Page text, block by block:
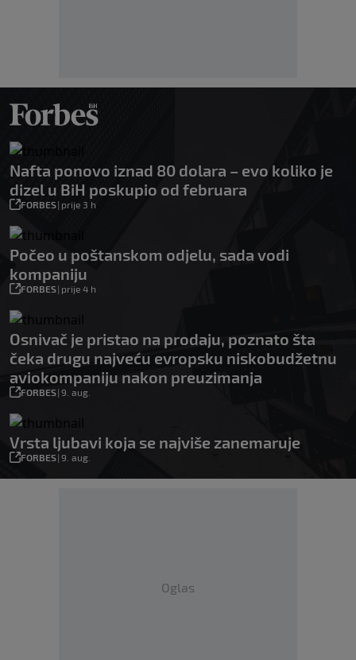
Nafta ponovo iznad 80 dolara – evo koliko je
dizel u BiH poskupio od februara
FORBES| prije 3 h
Počeo u poštanskom odjelu, sada vodi
kompaniju
FORBES| prije 4 h
Osnivač je pristao na prodaju, poznato šta
čeka drugu najveću evropsku niskobudžetnu
aviokompaniju nakon preuzimanja
FORBES| 9. aug.
Vrsta ljubavi koja se najviše zanemaruje
FORBES| 9. aug.
Oglas